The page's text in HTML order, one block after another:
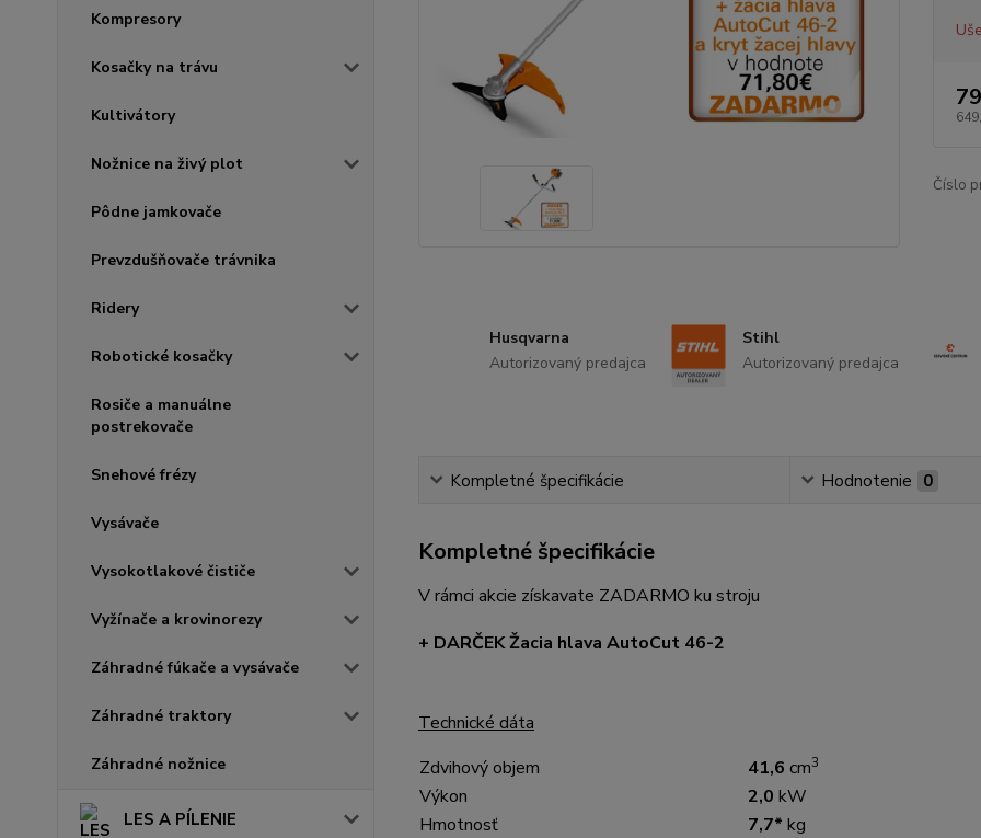
Kompresory
Kosačky na trávu
Kultivátory
Nožnice na živý plot
Pôdne jamkovače
Prevzdušňovače trávnika
Ridery
Robotické kosačky
Rosiče a manuálne
postrekovače
Snehové frézy
Vysávače
Vysokotlakové čističe
Vyžínače a krovinorezy
Záhradné fúkače a vysávače
Záhradné traktory
Záhradné nožnice
LES A PÍLENIE
Číslo
Husqvarna
Autorizovaný predajca
Stihl
Autorizovaný predajca
Kompletné špecifikácie Hodnotenie 0
Kompletné špecifikácie
V rámci akcie získavate ZADARMO ku stroju
+ DARČEK Žacia hlava AutoCut 46-2
Technické dáta
Zdvihový objem
41,6 cm3
Výkon 2,0 kW
Hmotnosť
7,7* kg